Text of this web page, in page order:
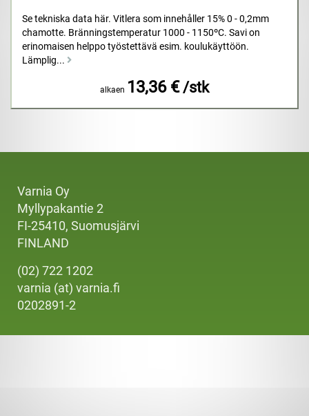
Se tekniska data här. Vitlera som innehåller 15% 0 - 0,2mm
chamotte. Bränningstemperatur 1000 - 1150ºC. Savi on
erinomaisen helppo työstettävä esim. koulukäyttöön.
Lämplig...
alkaen 13,36 € /stk
Varnia Oy
Myllypakantie 2
FI-25410, Suomusjärvi
FINLAND
(02) 722 1202
varnia (at) varnia.fi
0202891-2